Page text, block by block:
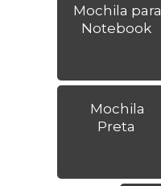
Mochila para
Notebook
Mochila
Preta